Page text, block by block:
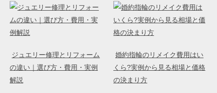
ジュエリー修理とリフォーム
の違い｜選び方・費用・実例
解説
婚約指輪のリメイク費用はい
くら?実例から見る相場と価格
の決まり方